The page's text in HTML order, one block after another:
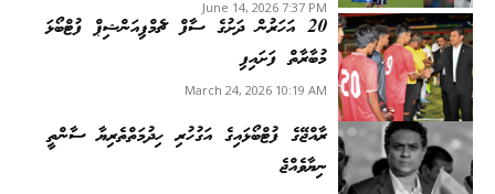
June 14, 2026 7:37 PM
20 އަހަރުން ދަށުގެ ސާފް ޗެމްޕިއަންޝިޕް ފުޓްބޯޅަ
މުބާރާތް ފަށައިފި
March 24, 2026 10:19 AM
ރާއްޖޭގެ ފުޓްބޯޅައިގެ އަގުހުރި ހިދުމަތްތެރިޔާ ސާންތީ
ނިޔާވެއްޖެ